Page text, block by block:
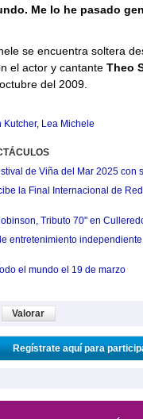
Me lo he pasado
se encuentra soltera
el actor y cantante Theo
del 2009.
Kutcher, Lea Michele
de Viña del Mar 2025 con
la Final Internacional de
Tributo 70" en
entretenimiento
el mundo el 19 de marzo
Valorar
Regístrate aquí para